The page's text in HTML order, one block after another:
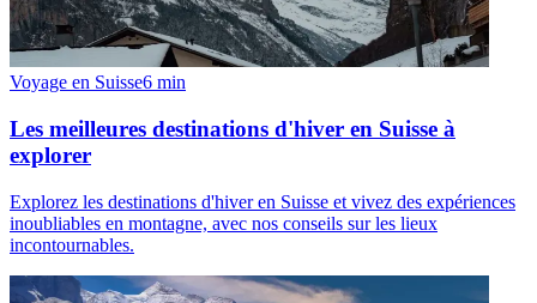
Voyage en Suisse6 min
Les meilleures destinations d'hiver en Suisse à
explorer
Explorez les destinations d'hiver en Suisse et vivez des expériences
inoubliables en montagne, avec nos conseils sur les lieux
incontournables.